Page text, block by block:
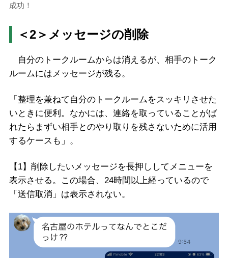
成功！
＜2＞メッセージの削除
自分のトークルームからは消えるが、相手のトーク
ルームにはメッセージが残る。
「整理を兼ねて自分のトークルームをスッキリさせた
いときに便利。なかには、連絡を取っていることがば
れたらまずい相手とのやり取りを残さないために活用
するケースも」。
【1】削除したいメッセージを長押ししてメニューを
表示させる。この場合、24時間以上経っているので
「送信取消」は表示されない。